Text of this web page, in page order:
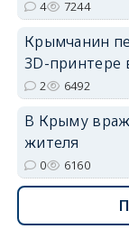
4 7244
Крымчанин
3D-принтере
2 6492
В Крыму
жителя
0 6160